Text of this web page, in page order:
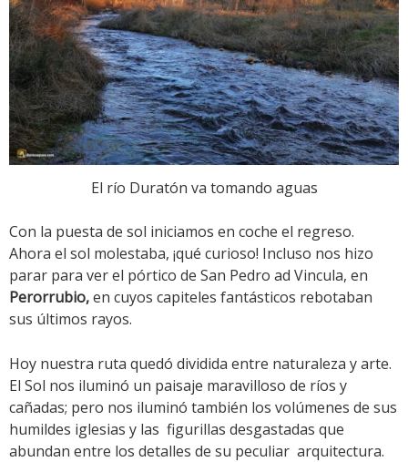
El río Duratón va tomando aguas
Con la puesta de sol iniciamos en coche el regreso.
Ahora el sol molestaba, ¡qué curioso! Incluso nos hizo
parar para ver el pórtico de San Pedro ad Vincula, en
Perorrubio,en cuyos capiteles fantásticos rebotaban
sus últimos rayos.
Hoy nuestra ruta quedó dividida entre naturaleza y arte.
El Sol nos iluminó un paisaje maravilloso de ríos y
cañadas; pero nos iluminó también los volúmenes de sus
humildes iglesias y las figurillas desgastadas que
abundan entre los detalles de su peculiar arquitectura.